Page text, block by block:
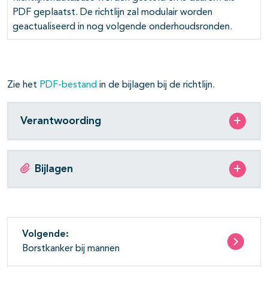
PDF geplaatst. De richtlijn zal modulair worden
geactualiseerd in nog volgende onderhoudsronden.
Zie het PDF-bestand in de bijlagen bij de richtlijn.
Verantwoording
Bijlagen
Volgende:
Borstkanker bij mannen